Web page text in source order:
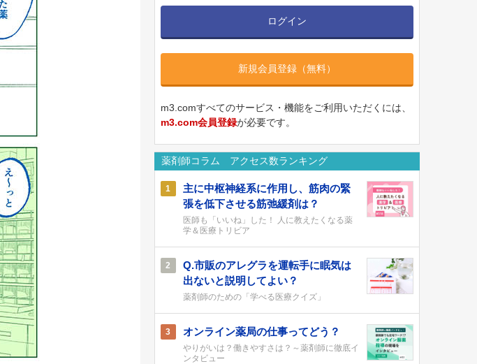
ログイン
新規会員登録（無料）
m3.comすべてのサービス・機能をご利用いただくには、
m3.com会員登録が必要です。
薬剤師コラム アクセス数ランキング
1
主に中枢神経系に作用し、筋肉の緊
張を低下させる筋弛緩剤は？
医師も「いいね」した！ 人に教えたくなる薬
学＆医療トリビア
2
Q.市販のアレグラを運転手に眠気は
出ないと説明してよい？
薬剤師のための「学べる医療クイズ」
3 オンライン薬局の仕事ってどう？
やりがいは？働きやすさは？～薬剤師に徹底イ
ンタビュー